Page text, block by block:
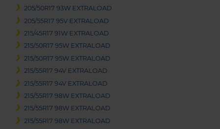
205/50R17 93W EXTRALOAD
205/55R17 95V EXTRALOAD
215/45R17 91W EXTRALOAD
215/50R17 95W EXTRALOAD
215/50R17 95W EXTRALOAD
215/55R17 94V EXTRALOAD
215/55R17 94V EXTRALOAD
215/55R17 98W EXTRALOAD
215/55R17 98W EXTRALOAD
215/55R17 98W EXTRALOAD